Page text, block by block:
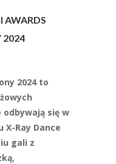
AWARDS
2024
2024 to
się w
Ray Dance
gali z